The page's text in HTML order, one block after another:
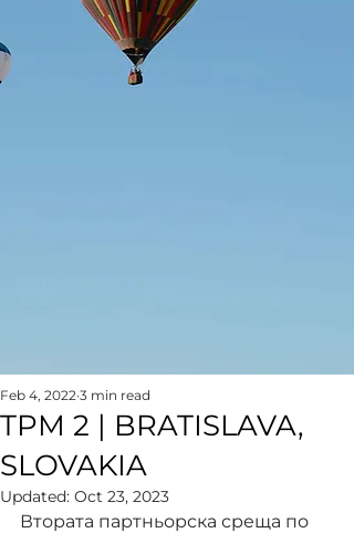
TPM 2 | BRATISLAVA,
SLOVAKIA
Feb 4, 2022 3 min read
Updated: Oct 23, 2023
Втората партньорска среща по